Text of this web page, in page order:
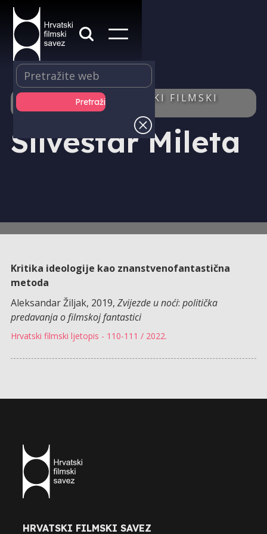
IZDAVAŠTVO - HRVATSKI FILMSKI
LJETOPIS - AUTOR/ICA
Silvestar Mileta
Kritika ideologije kao znanstvenofantastična
metoda
Aleksandar Žiljak, 2019, Zvijezde u noći: politička
predavanja o filmskoj fantastici
Hrvatski filmski ljetopis - 110-111 / 2022.
HRVATSKI FILMSKI SAVEZ